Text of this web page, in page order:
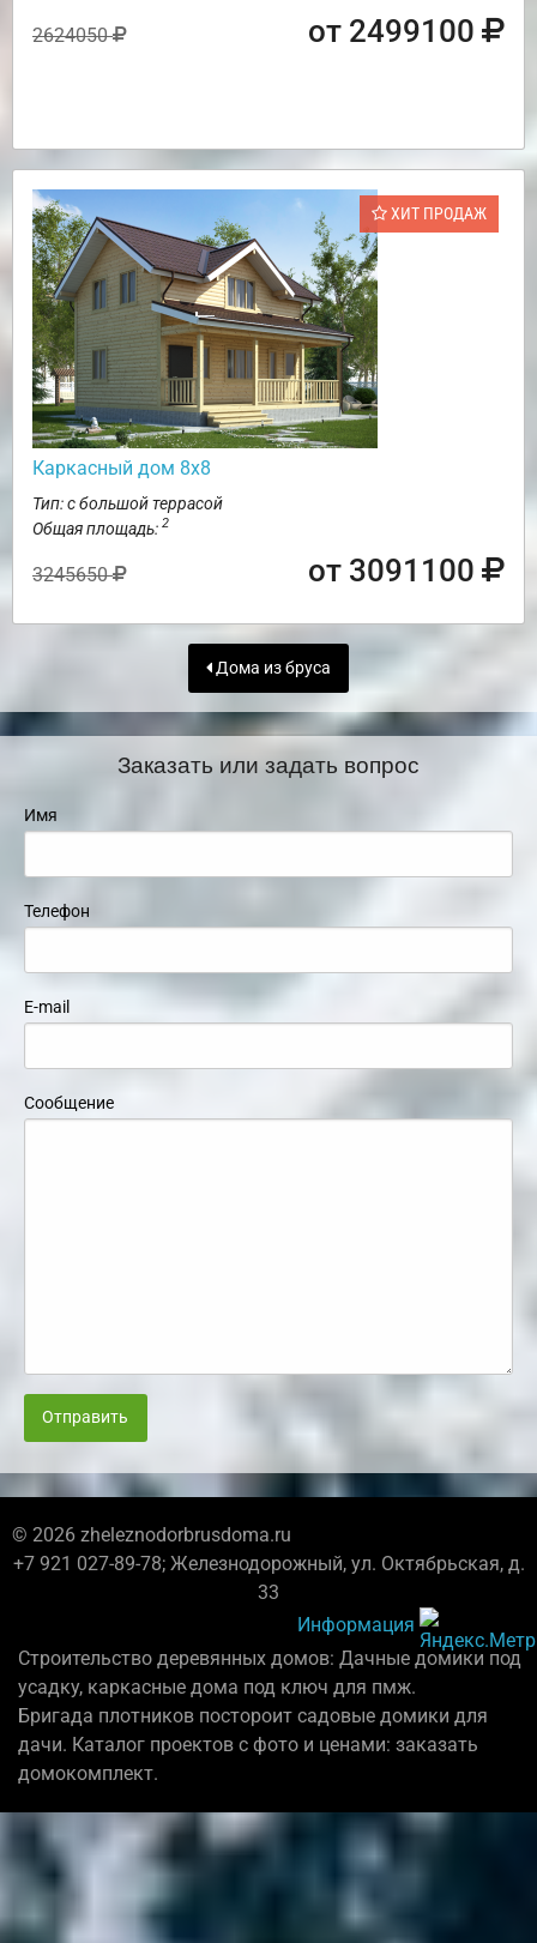
2624050 от 2499100
ХИТ ПРОДАЖ
Каркасный дом 8х8
Тип: с большой террасой
Общая площадь: 2
3245650 от 3091100
Дома из бруса
Заказать или задать вопрос
Имя
Телефон
E-mail
Сообщение
Отправить
© 2026 zheleznodorbrusdoma.ru
+7 921 027-89-78; Железнодорожный, ул. Октябрьская, д.
33
Информация
Строительство деревянных домов: Дачные домики под
усадку, каркасные дома под ключ для пмж.
Бригада плотников постороит садовые домики для
дачи. Каталог проектов с фото и ценами: заказать
домокомплект.